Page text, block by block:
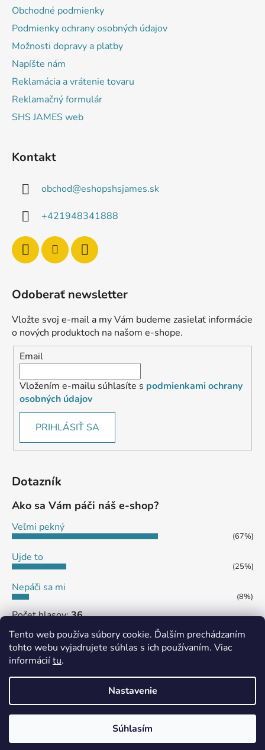
Tento web používa súbory cookie. Ďalším prechádzaním
tohto webu vyjadrujete súhlas s ich používaním. Viac
informáciítu.
Nastavenie
Súhlasím
Obchodné podmienky
Podmienky ochrany osobných údajov
Možnosti dopravy a platby
Napíšte nám
Reklamácia a vrátenie tovaru
Reklamačný formulár
SHS JAMES web
Kontakt
obchod@eshopshsjames.sk
+421948341888
Odoberať newsletter
Vložte svoj e-mail a my Vám budeme zasielať informácie
o nových produktoch na našom e-shope.
Email
Vložením e-mailu súhlasíte s podmienkami ochrany
osobných údajov
PRIHLÁSIŤ SA
Dotazník
Ako sa Vám páči náš e-shop?
Veľmi pekný
(67%)
Ujde to
(25%)
Nepáči sa mi
(8%)
Počet hlasov:36
MôjPrvýEshop.sk Shoptet.sk
Vytvoril Shoptet
eshop SHS JAMES
vyhradené.